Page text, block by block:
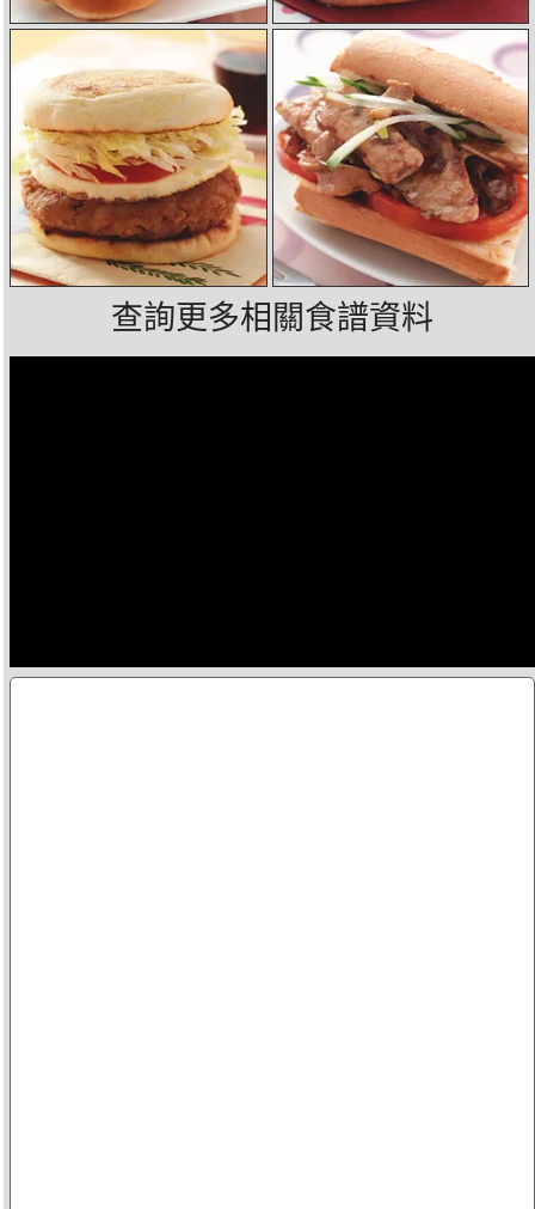
查詢更多相關食譜資料